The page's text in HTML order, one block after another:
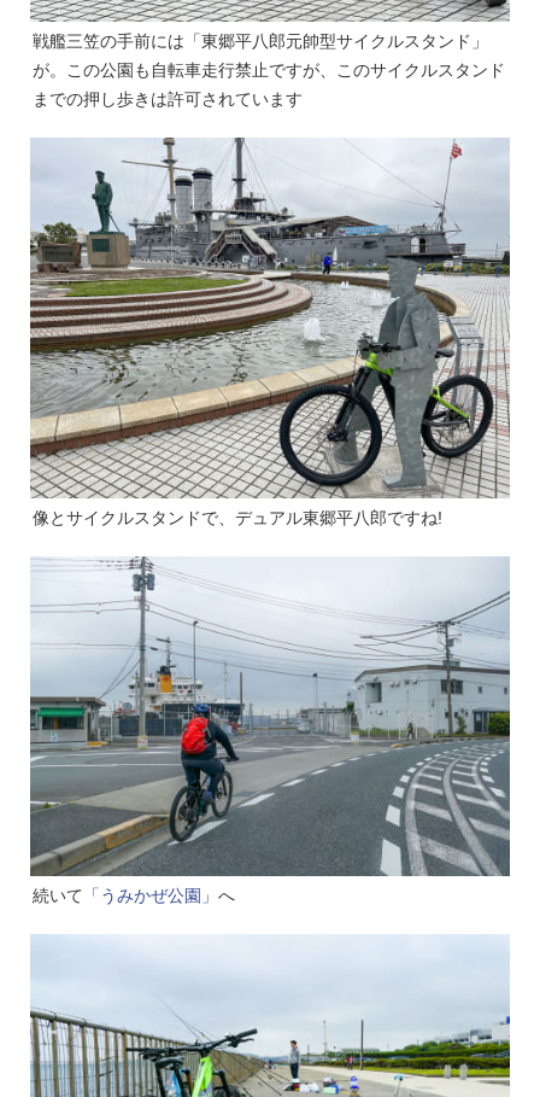
戦艦三笠の手前には「東郷平八郎元帥型サイクルスタンド」
が。この公園も自転車走行禁止ですが、このサイクルスタンド
までの押し歩きは許可されています
像とサイクルスタンドで、デュアル東郷平八郎ですね!
続いて 「うみかぜ公園」 へ